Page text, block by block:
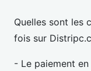
Quelles sont les
fois sur
- Le paiement